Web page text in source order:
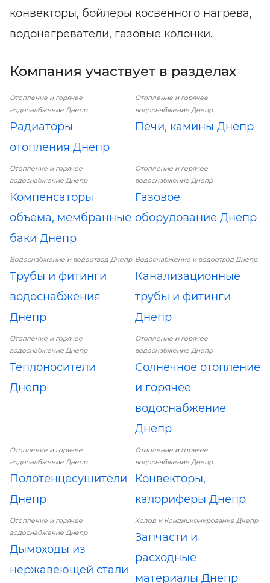
конвекторы, бойлеры косвенного нагрева,
водонагреватели, газовые колонки.
Компания участвует в разделах
Отопление и горячее
водоснабжение Днепр
Радиаторы
отопления Днепр
Отопление и горячее
водоснабжение Днепр
Печи, камины Днепр
Отопление и горячее
водоснабжение Днепр
Компенсаторы
объема, мембранные
баки Днепр
Отопление и горячее
водоснабжение Днепр
Газовое
оборудование Днепр
Водоснабжение и водоотвод Днепр
Трубы и фитинги
водоснабжения
Днепр
Водоснабжение и водоотвод Днепр
Канализационные
трубы и фитинги
Днепр
Отопление и горячее
водоснабжение Днепр
Теплоносители
Днепр
Отопление и горячее
водоснабжение Днепр
Солнечное отопление
и горячее
водоснабжение
Днепр
Отопление и горячее
водоснабжение Днепр
Полотенцесушители
Днепр
Отопление и горячее
водоснабжение Днепр
Конвекторы,
калориферы Днепр
Отопление и горячее
водоснабжение Днепр
Дымоходы из
нержавеющей стали
Холод и Кондиционирование Днепр
Запчасти и
расходные
материалы Днепр